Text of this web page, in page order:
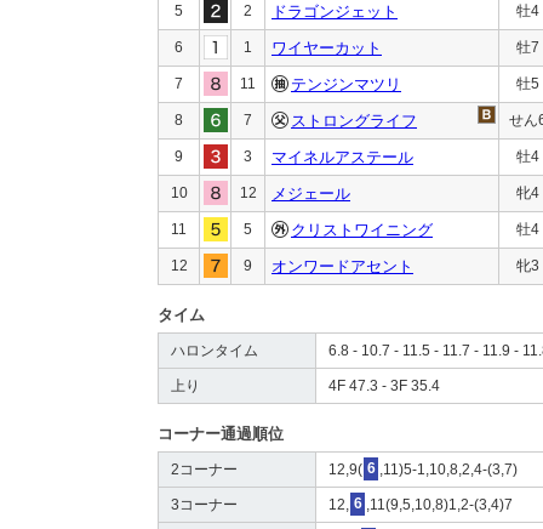
5 2 ドラゴンジェット 牡4
6 1 ワイヤーカット 牡7
7 11 テンジンマツリ 牡5
8 7 ストロングライフ せん
9 3 マイネルアステール 牡4
10 12 メジェール 牝4
11 5 クリストワイニング 牡4
12 9 オンワードアセント 牝3
タイム
ハロンタイム 6.8 - 10.7 - 11.5 - 11.7 - 11.9 -
上り 4F 47.3 - 3F 35.4
コーナー通過順位
2コーナー 12,9( 6 ,11)5-1,10,8,2,4-(3,7)
3コーナー 12, 6 ,11(9,5,10,8)1,2-(3,4)7